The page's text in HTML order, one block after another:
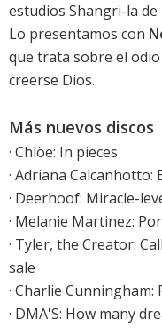
estudios Shangri-la
Lo presentamos con
que trata sobre el
creerse Dios.
Más nuevos discos
· Chlöe: In pieces
· Adriana Calcanhotto:
· Deerhoof: Miracle-
· Melanie Martinez:
· Tyler, the Creator:
sale
· Charlie Cunningham:
· DMA'S: How many